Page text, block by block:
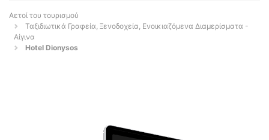
Αετοί του τουρισμού
Ταξιδιωτικά Γραφεία, Ξενοδοχεία, Ενοικιαζόμενα Διαμερίσματα -
Αίγινα
Hotel Dionysos